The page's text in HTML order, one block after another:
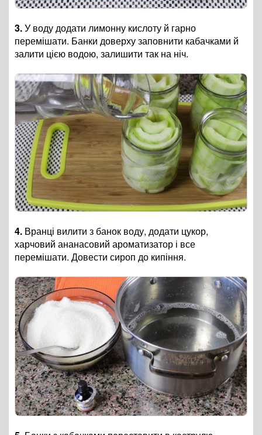
3.У воду додати лимонну кислоту й гарно
перемішати. Банки доверху заповнити кабачками й
залити цією водою, залишити так на ніч.
4. Вранці вилити з банок воду, додати цукор,
харчовий ананасовий ароматизатор і все
перемішати. Довести сироп до кипіння.